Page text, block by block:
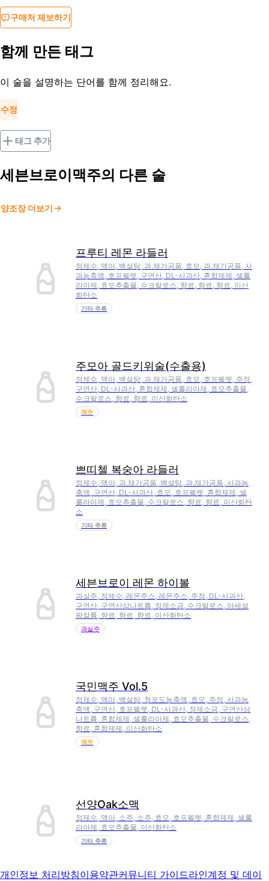
구매처 제보하기
함께 만든 태그
이 술을 설명하는 단어를 함께 정리해요.
수정
태그 추가
세븐브로이맥주의 다른 술
양조장 더보기
프루티 레몬 라들러
정제수, 맥아, 백설탕, 과.채가공품, 효모, 과.채가공품, 사
과농축액, 호프펠렛, 구연산, DL-사과산, 혼합제제, 셀룰
라아제, 효모추출물, 수크랄로스, 향료, 향료, 향료, 이산
화탄소
기타 주류
주모아 골드키위술(수출용)
정제수, 맥아, 백설탕, 과.채가공품, 효모, 호프펠렛, 주정,
구연산, DL-사과산, 혼합제제, 셀룰라아제, 효모추출물,
수크랄로스, 향료, 향료, 이산화탄소
맥주
쁘띠첼 복숭아 라들러
정제수, 맥아, 과.채가공품, 백설탕, 과.채가공품, 사과농
축액, 구연산, DL-사과산, 효모, 호프펠렛, 혼합제제, 셀
룰라아제, 효모추출물, 수크랄로스, 향료, 향료, 이산화탄
소
기타 주류
세븐브로이 레몬 하이볼
과실주, 정제수, 레몬주스, 레몬주스, 주정, DL-사과산,
구연산, 구연산삼나트륨, 정제소금, 수크랄로스, 아세설
팜칼륨, 향료, 향료, 향료, 이산화탄소
과실주
국민맥주 Vol.5
정제수, 맥아, 백설탕, 청포도농축액, 효모, 주정, 사과농
축액, 구연산, 호프펠렛, DL-사과산, 정제소금, 구연산삼
나트륨, 혼합제제, 셀룰라아제, 효모추출물, 수크랄로스,
향료, 혼합제제, 이산화탄소
맥주
선양Oak소맥
정제수, 맥아, 소주, 소주, 효모, 호프펠렛, 혼합제제, 셀룰
라아제, 효모추출물, 이산화탄소
기타 주류
개인정보 처리방침이용약관커뮤니티 가이드라인계정 및 데이